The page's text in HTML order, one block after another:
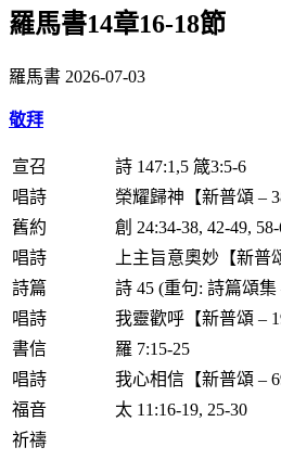
羅馬書14章16-18節
羅馬書 2026-07-03
敬拜
宣召
詩 147:1,5 箴3:5-6
唱詩
榮耀歸神【新普頌 –
舊約
創 24:34-38, 42-49,
唱詩
上主旨意奧妙【新普
詩篇
詩 45 (重句: 詩篇頌集
唱詩
我靈歡呼【新普頌 –
書信
羅 7:15-25
唱詩
我心相信【新普頌 –
福音
太 11:16-19, 25-30
祈禱